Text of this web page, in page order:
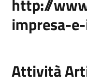
http://
impresa-
Attività